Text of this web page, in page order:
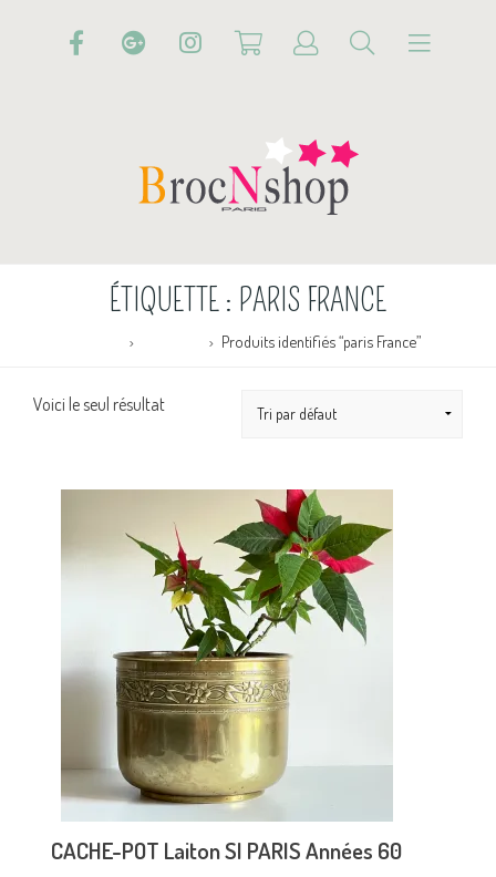
ÉTIQUETTE : PARIS FRANCE
Produits identifiés “paris France”
Voici le seul résultat
CACHE-POT Laiton SI PARIS Années 60